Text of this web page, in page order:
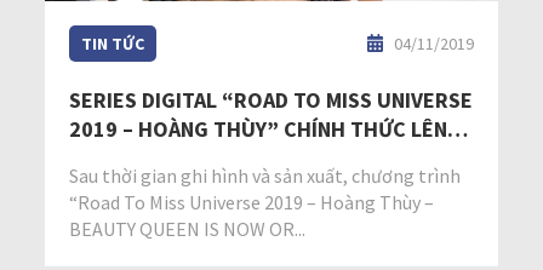
TIN TỨC 04/11/2019
SERIES DIGITAL “ROAD TO MISS UNIVERSE
2019 – HOÀNG THÙY” CHÍNH THỨC LÊN
Sau thời gian ghi hình và sản xuất, chương trình
“Road To Miss Universe 2019 – Hoàng Thùy –
BEAUTY QUEEN IS NOW OR...